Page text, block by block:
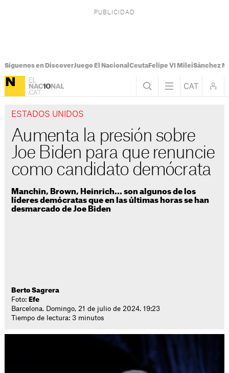
Síguenos en DiscoverJuego El Nacional CeutaFelipe VI MileiSánchez
ESTADOS UNIDOS
Aumenta la presión sobre
Joe Biden para que renuncie
como candidato demócrata
Manchin, Brown, Heinrich... son algunos de los
líderes demócratas que en las últimas horas se han
desmarcado de Joe Biden
Berto Sagrera
Foto: Efe
Barcelona. Domingo, 21 de julio de 2024. 19:23
Tiempo de lectura: 3 minutos